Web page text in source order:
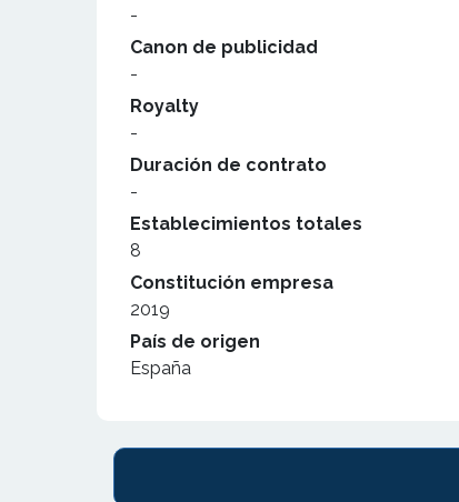
-
Canon de publicidad
-
Royalty
-
Duración de contrato
-
Establecimientos totales
8
Constitución empresa
2019
País de origen
España